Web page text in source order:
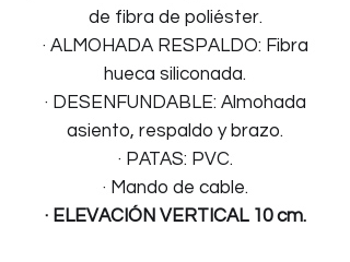
de fibra de poliéster.
· ALMOHADA RESPALDO: Fibra
hueca siliconada.
· DESENFUNDABLE: Almohada
asiento, respaldo y brazo.
· PATAS: PVC.
· Mando de cable.
· ELEVACIÓN VERTICAL 10 cm.